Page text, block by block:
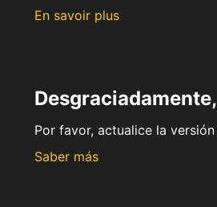
En savoir plus
Por favor, actualice la
Saber más